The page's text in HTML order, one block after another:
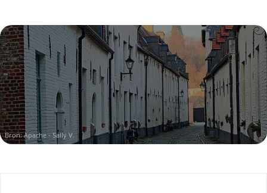
Bron:Apache - Sally V.